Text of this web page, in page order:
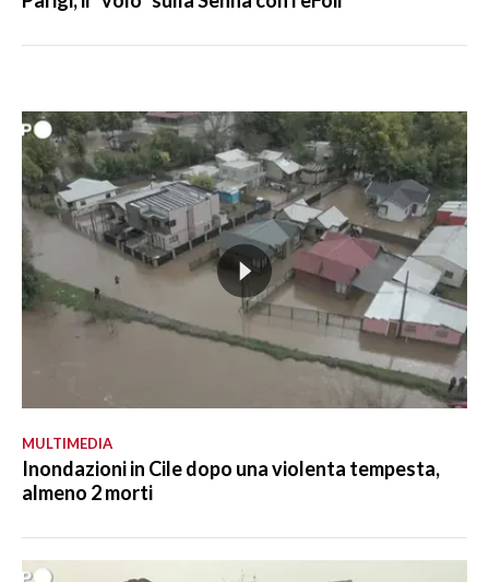
MULTIMEDIA
Inondazioni in Cile dopo una violenta tempesta,
almeno 2 morti